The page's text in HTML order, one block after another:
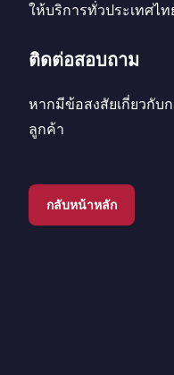
ให้บริการทั่วประเทศไ
ติดต่อสอบถาม
หากมีข้อสงสัยเกี่ยวกับ
ลูกค้า
กลับหน้าหลัก